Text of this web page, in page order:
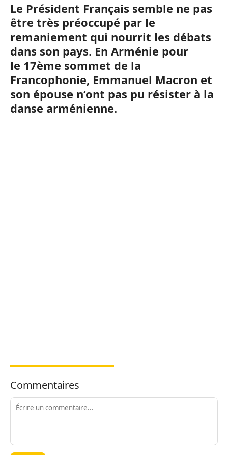
Le Président Français semble ne pas
être très préoccupé par le
remaniement qui nourrit les débats
dans son pays. En Arménie pour
le 17ème sommet de la
Francophonie, Emmanuel Macron et
son épouse n’ont pas pu résister à la
danse arménienne.
Commentaires